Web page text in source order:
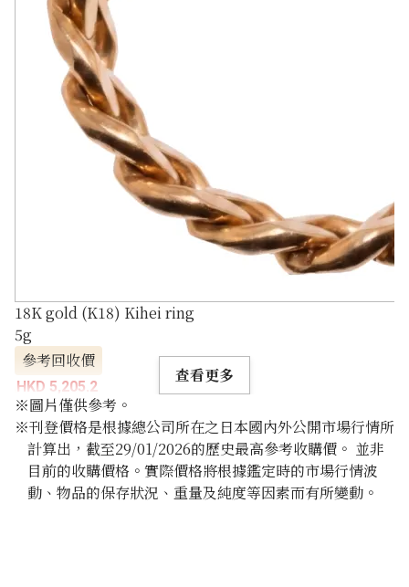
18K gold (K18) Kihei ring
5g
參考回收價
HKD 5,205.2
查看更多
※圖片僅供參考。
※刊登價格是根據總公司所在之日本國內外公開市場行情所
計算出，截至29/01/2026的歷史最高參考收購價。 並非
目前的收購價格。實際價格將根據鑑定時的市場行情波
動、物品的保存狀況、重量及純度等因素而有所變動。